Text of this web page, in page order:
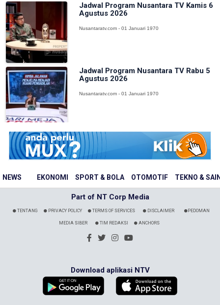
NEWS EKONOMI SPORT & BOLA OTOMOTIF TEKNO &
Jadwal Program Nusantara TV Kamis 6
Agustus 2026
Nusantaratv.com - 01 Januari 1970
Jadwal Program Nusantara TV Rabu 5
Agustus 2026
Nusantaratv.com - 01 Januari 1970
Part of NT Corp Media
TENTANG PRIVACY POLICY TERMS OF SERVICES DISCLAIMER PEDOMAN
MEDIA SIBER TIM REDAKSI ANCHORS
Download aplikasi NTV